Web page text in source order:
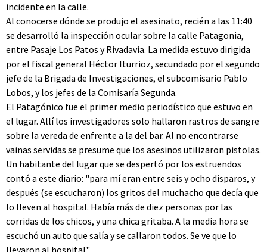
incidente en la calle.
Al conocerse dónde se produjo el asesinato, recién a las 11:40
se desarrolló la inspección ocular sobre la calle Patagonia,
entre Pasaje Los Patos y Rivadavia. La medida estuvo dirigida
por el fiscal general Héctor Iturrioz, secundado por el segundo
jefe de la Brigada de Investigaciones, el subcomisario Pablo
Lobos, y los jefes de la Comisaría Segunda.
El Patagónico fue el primer medio periodístico que estuvo en
el lugar. Allí los investigadores solo hallaron rastros de sangre
sobre la vereda de enfrente a la del bar. Al no encontrarse
vainas servidas se presume que los asesinos utilizaron pistolas.
Un habitante del lugar que se despertó por los estruendos
contó a este diario: "para mí eran entre seis y ocho disparos, y
después (se escucharon) los gritos del muchacho que decía que
lo lleven al hospital. Había más de diez personas por las
corridas de los chicos, y una chica gritaba. A la media hora se
escuchó un auto que salía y se callaron todos. Se ve que lo
llevaron al hospital".